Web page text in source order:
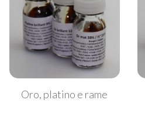
Oro, platino e rame